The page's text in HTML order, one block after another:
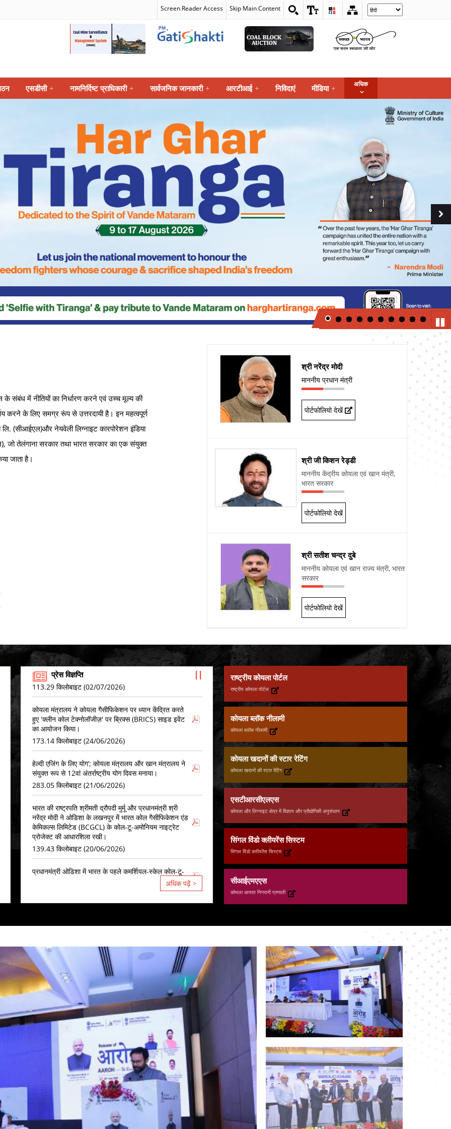
Screen Reader Access Skip Main Content
Select
your
एसडीसी + नामनिर्दिष्ट प्राधिकारी + सार्वजनिक जानकारी + आरटीआई + निविदाएं मीडिया + अधिक
संबंध में नीतियों का निर्धारण करने एवं उच्च मूल्य की
करने के लिए समग्र रूंप से उत्तरदायी है। इन महत्वपूर्ण
लि. (सीआईएल)और नेयवेली लिग्नाइट कारपोरेशन इंडिया
जो तेलंगाना सरकार तथा भारत सरकार का एक संयुक्त
जाता है।
श्री नरेंद्र मोदी
माननीय प्रधान मंत्री
पोर्टफोलियो देखें
श्री जी किशन रेड्डी
माननीय केंद्रीय कोयला एवं खान मंत्री,
भारत सरकार
पोर्टफोलियो देखें
श्री सतीश चन्द्र दुबे
माननीय कोयला एवं खान राज्य मंत्री, भारत
सरकार
पोर्टफोलियो देखें
प्रेस विज्ञप्ति
श्योरिटी बॉन्ड को स्वीकार करने की सूचना जारी की।
113.29 किलोबाइट (02/07/2026)
कोयला मंत्रालय ने कोयला गैसीफिकेशन पर ध्यान केंद्रित करते
हुए 'क्लीन कोल टेक्नोलॉजीज़' पर ब्रिक्स (BRICS) साइड इवेंट
173.14 किलोबाइट (24/06/2026)
हेल्दी एजिंग के लिए योग’; कोयला मंत्रालय और खान मंत्रालय ने
संयुक्त रूप से 12वां अंतर्राष्ट्रीय योग दिवस मनाया।
283.05 किलोबाइट (21/06/2026)
भारत की राष्ट्रपति श्रीमती द्रौपदी मुर्मू और प्रधानमंत्री श्री
नरेंद्र मोदी ने ओडिशा के लखनपुर में भारत कोल गैसीफिकेशन एंड
प्रोजेक्ट की आधारशिला रखी।
139.43 किलोबाइट (20/06/2026)
प्रधानमंत्री ओडिशा में भारत के पहले कमर्शियल-स्केल कोल-टू-
अमोनियम नाइट्रेट प्रोजेक्ट की आधारशिला रखेंगे।
148.49 किलोबाइट (19/06/2026)
कोयला मंत्रालय 18 जून 2026 को मुंबई में सरफेस कोल/
परियोजनाओं पर सफल रोडशो आयोजित किया
454.18 किलोबाइट (11/06/2026)
कोयला मंत्रालय कल हैदराबाद में कोयला और लिग्नाइट
गैसीफिकेशन प्रोजेक्ट्स पर रोडशो आयोजित करेगा।
141.64 किलोबाइट (10/06/2026)
भारत के ऊर्जा बाज़ारों को सशक्त बनाना: विकसित भारत के लिए
150.81 किलोबाइट (09/06/2026)
कोयला मंत्रालय ने नई दिल्ली में सरफेस कोल/लिग्नाइट
गैसीफिकेशन प्रोजेक्ट्स को बढ़ावा देने की योजना पर रोड शो
आयोजित किया।
272.95 किलोबाइट (28/05/2026)
अधिक पढ़ें >
राष्ट्रीय कोयला पोर्टल
राष्ट्रीय कोयला पोर्टल
कोयला ब्लॉक नीलामी
कोयला ब्लॉक नीलामी
कोयला खदानों की स्टार रेटिंग
कोयला खदानों की स्टार रेटिंग
एसटीआरसीएलएस
कोयला और लिग्नाइट क्षेत्र में विज्ञान और प्रौद्योगिकी अनुसंधान
सिंगल विंडो क्लीयरेंस सिस्टम
सिंगल विंडो क्लीयरेंस सिस्टम
सीआईएमएएस
कोयला आयात निगरानी प्रणाली